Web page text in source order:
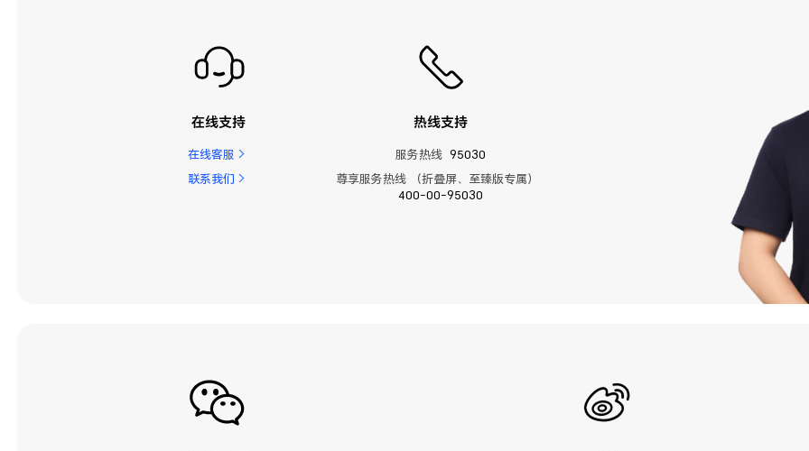
在线支持
在线客服
联系我们
热线支持
服务热线 95030
尊享服务热线 （折叠屏、至臻版专属）
400-00-95030